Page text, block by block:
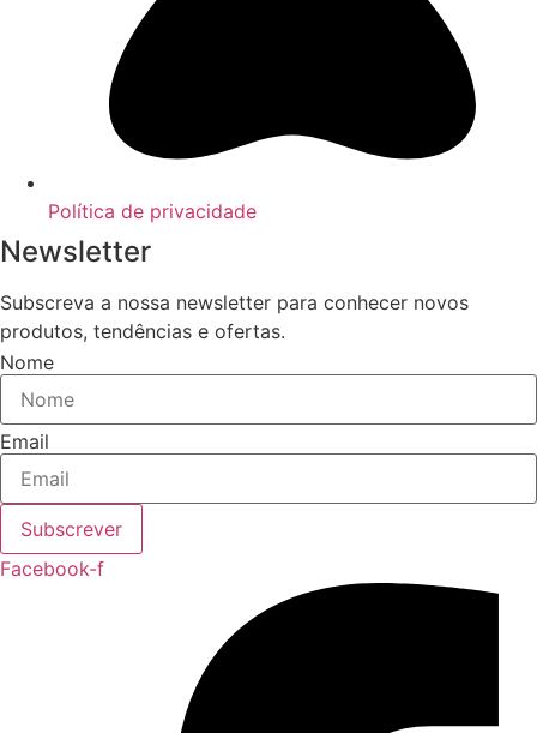
Política de privacidade
Newsletter
Subscreva a nossa newsletter para conhecer novos
produtos, tendências e ofertas.
Nome
Email
Subscrever
Facebook-f